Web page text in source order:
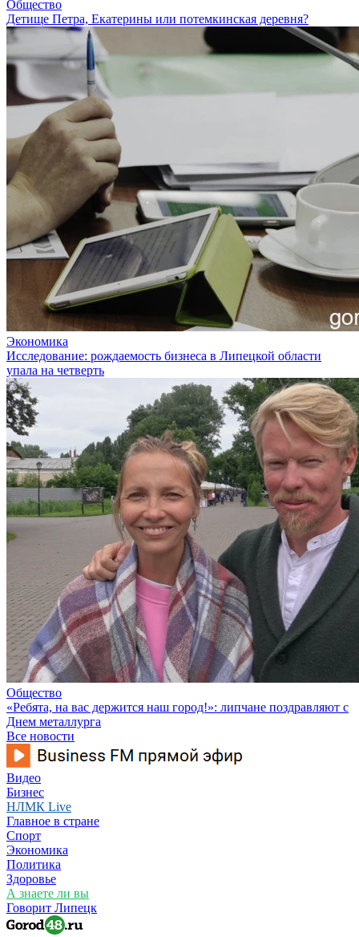
Общество
Детище Петра, Екатерины или потемкинская деревня?
Экономика
Исследование: рождаемость бизнеса в Липецкой области
упала на четверть
Общество
«Ребята, на вас держится наш город!»: липчане поздравляют с
Днем металлурга
Все новости
Видео
Бизнес
НЛМК Live
Главное в стране
Спорт
Экономика
Политика
Здоровье
А знаете ли вы
Говорит Липецк